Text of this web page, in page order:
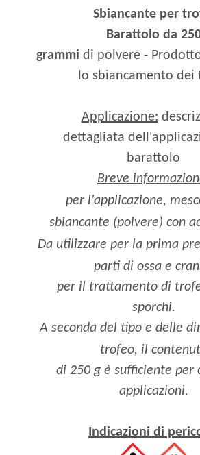
Sbiancante per
Barattolo da
grammi di polvere -
lo sbiancamento dei
Applicazione:
dettagliata
barattolo
Breve
per l'applicazione,
sbiancante (polvere) con
Da utilizzare per la prima
parti di ossa e
per il trattamento di
sporchi.
A seconda del tipo e delle
trofeo, il
di 250 g è sufficiente per
applicazioni.
Indicazioni di